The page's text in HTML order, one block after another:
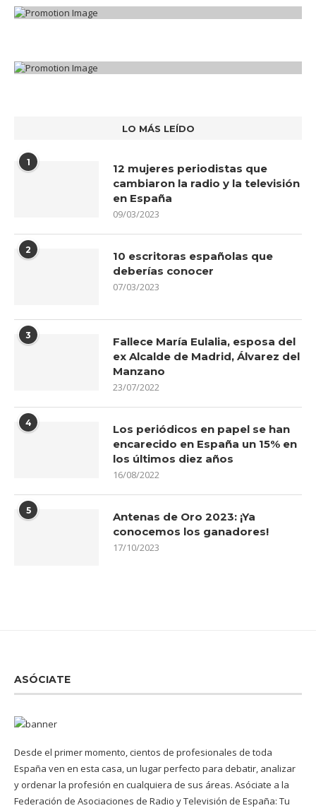
LO MÁS LEÍDO
1
12 mujeres periodistas que
cambiaron la radio y la televisión
en España
09/03/2023
2
10 escritoras españolas que
deberías conocer
07/03/2023
3
Fallece María Eulalia, esposa del
ex Alcalde de Madrid, Álvarez del
Manzano
23/07/2022
4
Los periódicos en papel se han
encarecido en España un 15% en
los últimos diez años
16/08/2022
5
Antenas de Oro 2023: ¡Ya
conocemos los ganadores!
17/10/2023
ASÓCIATE
Desde el primer momento, cientos de profesionales de toda
España ven en esta casa, un lugar perfecto para debatir, analizar
y ordenar la profesión en cualquiera de sus áreas. Asóciate a la
Federación de Asociaciones de Radio y Televisión de España: Tu